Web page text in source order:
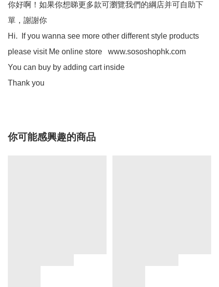
你好啊！如果你想睇更多款可瀏覽我們的綱店并可自助下
單，謝謝你
Hi.  If you wanna see more other different style products
please visit Me online store   www.sososhophk.com
You can buy by adding cart inside
Thank you
你可能感興趣的商品